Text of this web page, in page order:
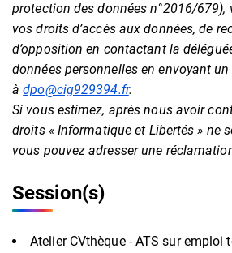
protection des données n°2016/679),
vos droits d’accès aux données, de
d’opposition en contactant la
données personnelles en envoyant
àdpo@cig929394.fr.
Si vous estimez, après nous avoir
droits « Informatique et Libertés » ne
vous pouvez adresser une
Session(s)
Atelier CVthèque - ATS sur emploi